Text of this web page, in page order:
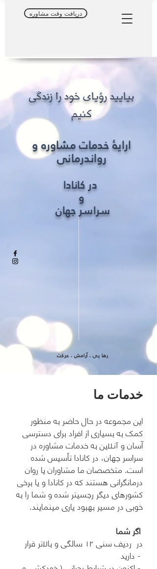
دریافت وقت مشاوره
بیایید رؤیای خود را زندگی
کنیم
ارایهٔ خدمات مشاوره و
رواندرمانی
در کانادا
و
سراسر جهان
رها یی ، آرامش ، حرکت
خدمات ما
این مجموعه در حال حاضر به منظور
کمک به بسیاری از افراد برای دسترسی
آسان و آنلاین به خدمات مشاوره در
سراسر جهان، در کانادا تأسیس شده
است. متخصصان ما مشاوران یا روان
درمانگرانی هستند که در کانادا و یا برخی
کشورهای دیگر رجسیتر شده و شما را به
خوبی در مسیر بهبود یاری مینمایند.
در ردیف سنی ۱۲ سالگی و با لاتر قرار
دارید -